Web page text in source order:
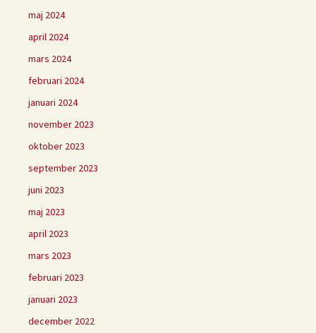
maj 2024
april 2024
mars 2024
februari 2024
januari 2024
november 2023
oktober 2023
september 2023
juni 2023
maj 2023
april 2023
mars 2023
februari 2023
januari 2023
december 2022